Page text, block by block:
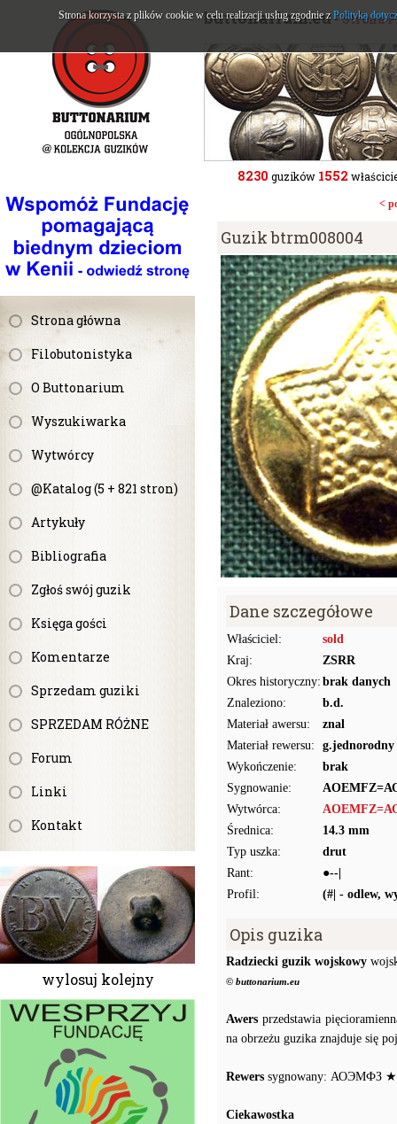
Strona główna
Filobutonistyka
O Buttonarium
Wyszukiwarka
Wytwórcy
@Katalog (5 + 821 stron)
Artykuły
Bibliografia
Zgłoś swój guzik
Księga gości
Komentarze
Sprzedam guziki
SPRZEDAM RÓŻNE
Forum
Linki
Kontakt
wylosuj kolejny
buttonarium.eu- Strona
8230 guzików 1552
<
Guzik btrm008004
Dane szczegółowe
Właściciel:
sold
Kraj:
ZSRR
Okres historyczny: brak danych
Znaleziono:
b.d.
Materiał awersu:
znal
Materiał rewersu:
g.jednorodny
Wykończenie:
brak
Sygnowanie:
Wytwórca:
Średnica:
14.3 mm
Typ uszka:
drut
Rant:
●--|
Profil:
(#| - odlew,
Opis guzika
Radziecki guzik wojskowy
© buttonarium.eu
Awers przedstawia
na obrzeżu guzika znajduje się
Rewers sygnowany: АОЭМФЗ
Ciekawostka
Strona korzysta z plików cookie w celu realizacji usług zgodnie z Polityką